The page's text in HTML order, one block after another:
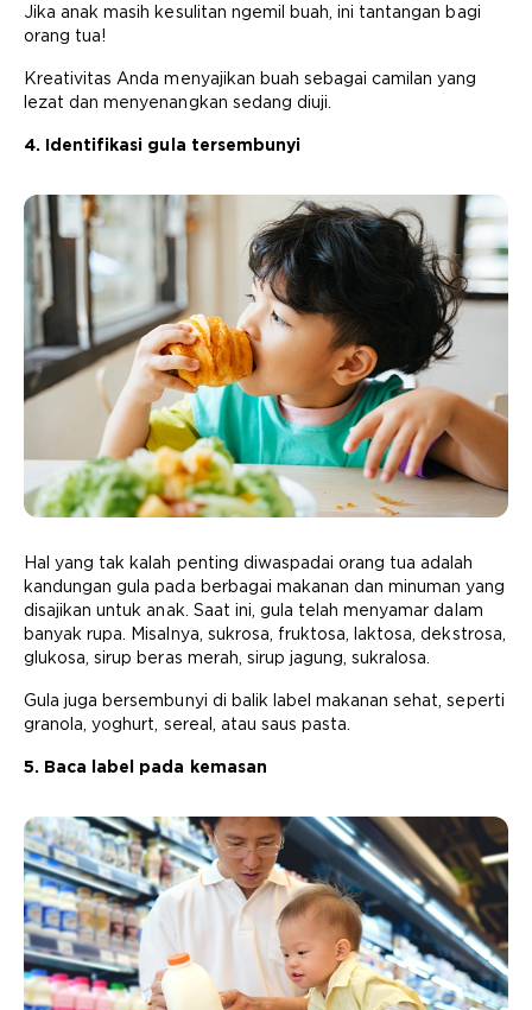
Jika anak masih kesulitan ngemil buah, ini tantangan bagi
orang tua!
Kreativitas Anda menyajikan buah sebagai camilan yang
lezat dan menyenangkan sedang diuji.
4. Identifikasi gula tersembunyi
Hal yang tak kalah penting diwaspadai orang tua adalah
kandungan gula pada berbagai makanan dan minuman yang
disajikan untuk anak. Saat ini, gula telah menyamar dalam
banyak rupa. Misalnya, sukrosa, fruktosa, laktosa, dekstrosa,
glukosa, sirup beras merah, sirup jagung, sukralosa.
Gula juga bersembunyi di balik label makanan sehat, seperti
granola, yoghurt, sereal, atau saus pasta.
5. Baca label pada kemasan